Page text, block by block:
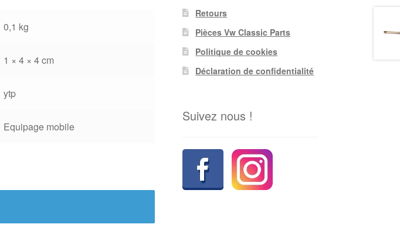
0,1 kg
1 × 4 × 4 cm
ytp
Equipage mobile
Retours
Pièces Vw Classic Parts
Politique de cookies
Déclaration de confidentialité
Suivez nous !